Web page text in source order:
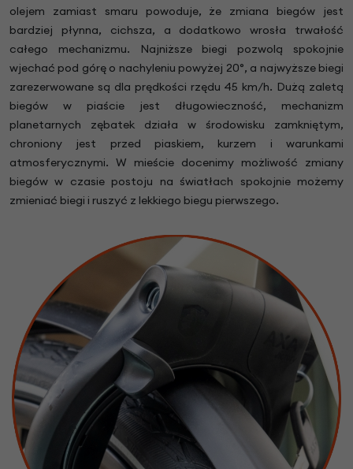
olejem zamiast smaru powoduje, że zmiana biegów jest
bardziej płynna, cichsza, a dodatkowo wrosła trwałość
całego mechanizmu. Najniższe biegi pozwolą spokojnie
wjechać pod górę o nachyleniu powyżej 20°, a najwyższe biegi
zarezerwowane są dla prędkości rzędu 45 km/h. Dużą zaletą
biegów w piaście jest długowieczność, mechanizm
planetarnych zębatek działa w środowisku zamkniętym,
chroniony jest przed piaskiem, kurzem i warunkami
atmosferycznymi. W mieście docenimy możliwość zmiany
biegów w czasie postoju na światłach spokojnie możemy
zmieniać biegi i ruszyć z lekkiego biegu pierwszego.